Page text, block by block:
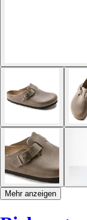
Mehr anzeigen